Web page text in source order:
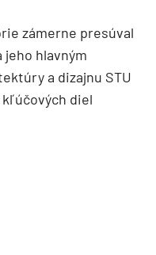
zámerne presúval
jeho hlavným
a dizajnu STU
kľúčových diel